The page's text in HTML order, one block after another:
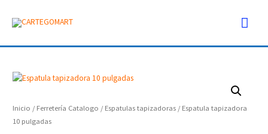
Inicio / Ferretería Catalogo / Espatulas tapizadoras / Espatula tapizadora
10 pulgadas
Espatula
10
pulgadas